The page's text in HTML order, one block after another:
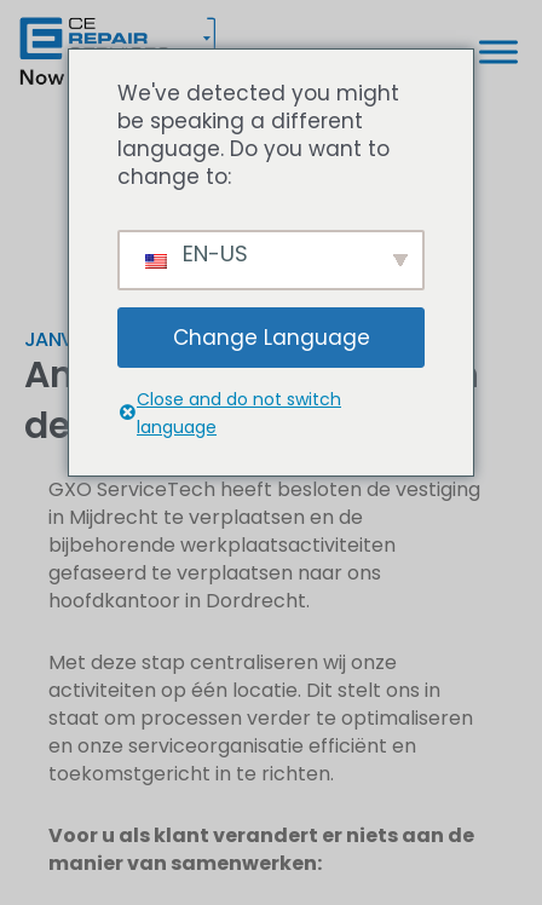
JANVIER 8, 2026
Annonce : Centralisation
des activités de l'atelier
GXO ServiceTech heeft besloten de vestiging
in Mijdrecht te verplaatsen en de
bijbehorende werkplaatsactiviteiten
gefaseerd te verplaatsen naar ons
hoofdkantoor in Dordrecht.
Met deze stap centraliseren wij onze
activiteiten op één locatie. Dit stelt ons in
staat om processen verder te optimaliseren
en onze serviceorganisatie efficiënt en
toekomstgericht in te richten.
Voor u als klant verandert er niets aan de
manier van samenwerken:
We've detected you might
be speaking a different
language. Do you want to
change to:
EN-US
Change Language
Close and do not switch
language